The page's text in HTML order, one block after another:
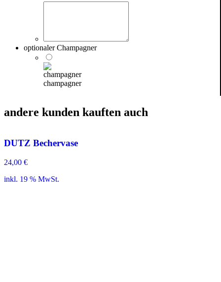
optionaler Champagner
champagner
andere kunden kauften auch
DUTZ Bechervase
24,00 €
inkl. 19 % MwSt.